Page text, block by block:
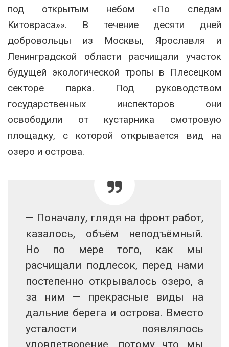
под открытым небом «По следам
Китовраса»». В течение десяти дней
добровольцы из Москвы, Ярославля и
Ленинградской области расчищали участок
будущей экологической тропы в Плесецком
секторе парка. Под руководством
государственных инспекторов они
освободили от кустарника смотровую
площадку, с которой открывается вид на
озеро и острова.
— Поначалу, глядя на фронт работ,
казалось, объём неподъёмный.
Но по мере того, как мы
расчищали подлесок, перед нами
постепенно открывалось озеро, а
за ним — прекрасные виды на
дальние берега и острова. Вместо
усталости появлялось